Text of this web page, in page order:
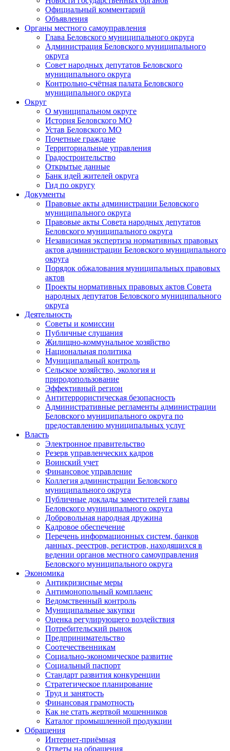
Официальный комментарий
Объявления
Органы местного самоуправления
Глава Беловского муниципального округа
Администрация Беловского муниципального
округа
Совет народных депутатов Беловского
муниципального округа
Контрольно-счётная палата Беловского
муниципального округа
Округ
О муниципальном округе
История Беловского МО
Устав Беловского МО
Почетные граждане
Территориальные управления
Градостроительство
Открытые данные
Банк идей жителей округа
Гид по округу
Документы
Правовые акты администрации Беловского
муниципального округа
Правовые акты Совета народных депутатов
Беловского муниципального округа
Независимая экспертиза нормативных правовых
актов администрации Беловского муниципального
округа
Порядок обжалования муниципальных правовых
актов
Проекты нормативных правовых актов Совета
народных депутатов Беловского муниципального
округа
Деятельность
Советы и комиссии
Публичные слушания
Жилищно-коммунальное хозяйство
Национальная политика
Муниципальный контроль
Сельское хозяйство, экология и
природопользование
Эффективный регион
Антитеррористическая безопасность
Административные регламенты администрации
Беловского муниципального округа по
предоставлению муниципальных услуг
Власть
Электронное правительство
Резерв управленческих кадров
Воинский учет
Финансовое управление
Коллегия администрации Беловского
муниципального округа
Публичные доклады заместителей главы
Беловского муниципального округа
Добровольная народная дружина
Кадровое обеспечение
Перечень информационных систем, банков
данных, реестров, регистров, находящихся в
ведении органов местного самоуправления
Беловского муниципального округа
Экономика
Антикризисные меры
Антимонопольный комплаенс
Ведомственный контроль
Муниципальные закупки
Оценка регулирующего воздействия
Потребительский рынок
Предпринимательство
Соотечественникам
Социально-экономическое развитие
Социальный паспорт
Стандарт развития конкуренции
Стратегическое планирование
Труд и занятость
Финансовая грамотность
Как не стать жертвой мошенников
Каталог промышленной продукции
Обращения
Интернет-приёмная
Ответы на обращения